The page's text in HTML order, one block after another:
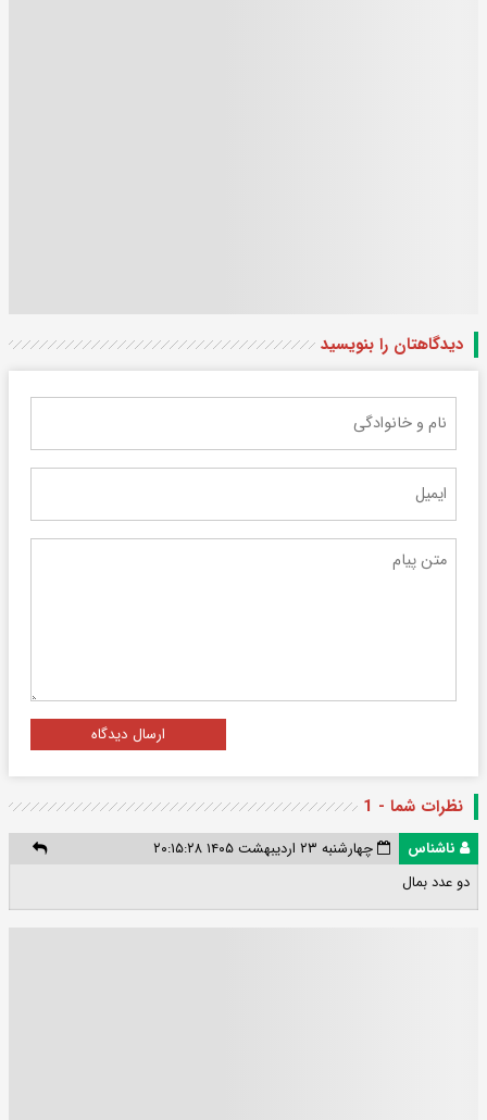
دیدگاهتان را بنویسید
ارسال دیدگاه
نظرات شما - 1
ناشناس
چهارشنبه ۲۳ اردیبهشت ۱۴۰۵ ۲۰:۱۵:۲۸
دو عدد بمال